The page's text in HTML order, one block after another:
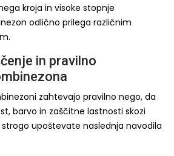
kroja in visoke stopnje
odlično prilega različnim
in pravilno
zahtevajo pravilno nego, da
barvo in zaščitne lastnosti skozi
upoštevate naslednja navodila